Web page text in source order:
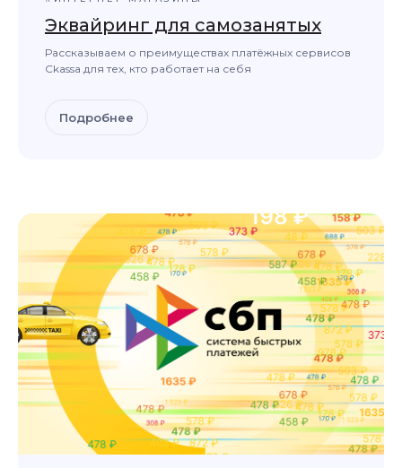
Эквайринг для самозанятых
Рассказываем о преимуществах платёжных сервисов
Ckassa для тех, кто работает на себя
Подробнее